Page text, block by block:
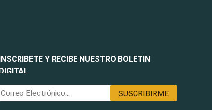
INSCRÍBETE Y RECIBE NUESTRO BOLETÍN
DIGITAL